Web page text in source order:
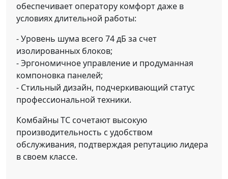
обеспечивает оператору комфорт даже в
условиях длительной работы:
- Уровень шума всего 74 дБ за счет
изолированных блоков;
- Эргономичное управление и продуманная
компоновка панелей;
- Стильный дизайн, подчеркивающий статус
профессиональной техники.
Комбайны ТС сочетают высокую
производительность с удобством
обслуживания, подтверждая репутацию лидера
в своем классе.